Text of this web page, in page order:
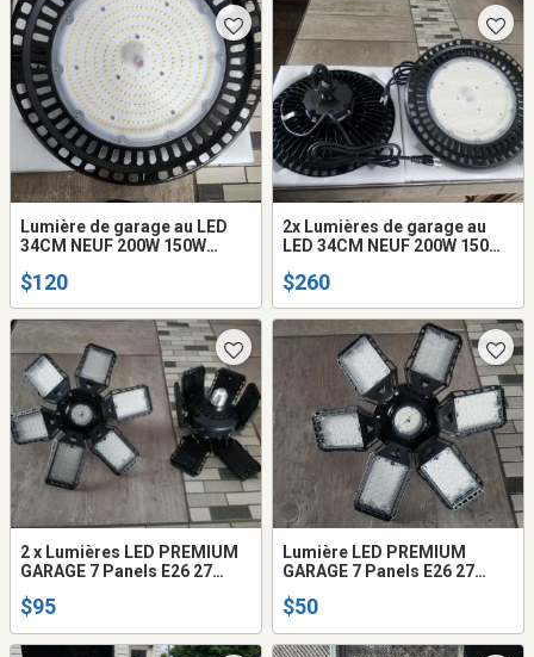
Lumière de garage au LED
34CM NEUF 200W 150W
18000LM 5000k qualité
commercial
$120
2x Lumières de garage au
LED 34CM NEUF 200W 150W
18000LM 5000k qualité
commercial
$260
2 x Lumières LED PREMIUM
GARAGE 7 Panels E26 27
$95
Lumière LED PREMIUM
GARAGE 7 Panels E26 27
$50